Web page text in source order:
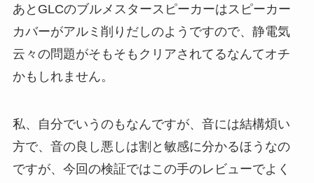
あとGLCのブルメスタースピーカーはスピーカー
カバーがアルミ削りだしのようですので、静電気
云々の問題がそもそもクリアされてるなんてオチ
かもしれません。
私、自分でいうのもなんですが、音には結構煩い
方で、音の良し悪しは割と敏感に分かるほうなの
ですが、今回の検証ではこの手のレビューでよく